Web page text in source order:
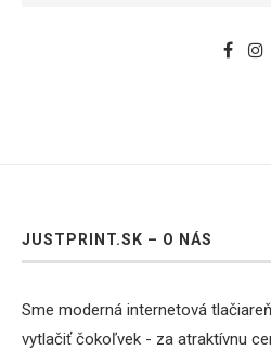
JUSTPRINT.SK – O NÁS
Sme moderná internetová
vytlačiť čokoľvek - za atraktívnu